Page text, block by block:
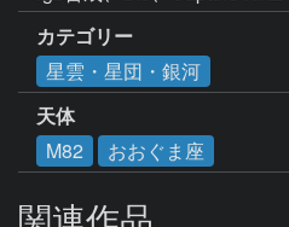
カテゴリー
星雲・星団・銀河
天体
M82
おおぐま座